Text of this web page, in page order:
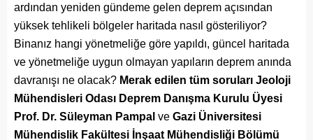
ardından yeniden gündeme gelen deprem açısından
yüksek tehlikeli bölgeler haritada nasıl gösteriliyor?
Binanız hangi yönetmeliğe göre yapıldı, güncel haritada
ve yönetmeliğe uygun olmayan yapıların deprem anında
davranışı ne olacak? Merak edilen tüm soruları Jeoloji
Mühendisleri Odası Deprem Danışma Kurulu Üyesi
Prof. Dr. Süleyman Pampal ve Gazi Üniversitesi
Mühendislik Fakültesi İnşaat Mühendisliği Bölümü